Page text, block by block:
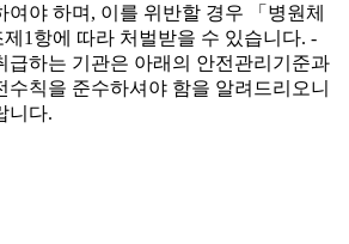
여야 하며, 이를 위반할 경우 「병원체
1항에 따라 처벌받을 수 있습니다. -
급하는 기관은 아래의 안전관리기준과
수칙을 준수하셔야 함을 알려드리오니
니다.